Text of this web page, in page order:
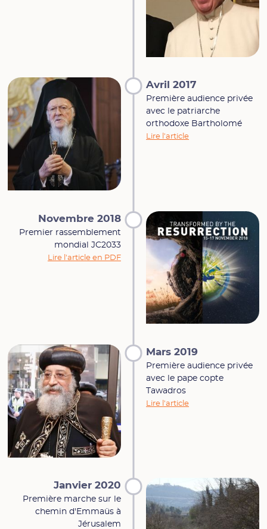
Avril 2017
Première audience privée
avec le patriarche
orthodoxe Bartholomé
Lire l'article
Novembre 2018
Premier rassemblement
mondial JC2033
Lire l'article en PDF
Mars 2019
Première audience privée
avec le pape copte
Tawadros
Lire l'article
Janvier 2020
Première marche sur le
chemin d'Emmaüs à
Jérusalem